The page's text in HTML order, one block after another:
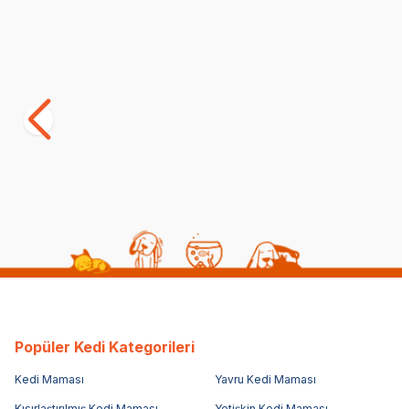
123,75
Popüler Kedi Kategorileri
Kedi Maması Yavru Kedi Maması